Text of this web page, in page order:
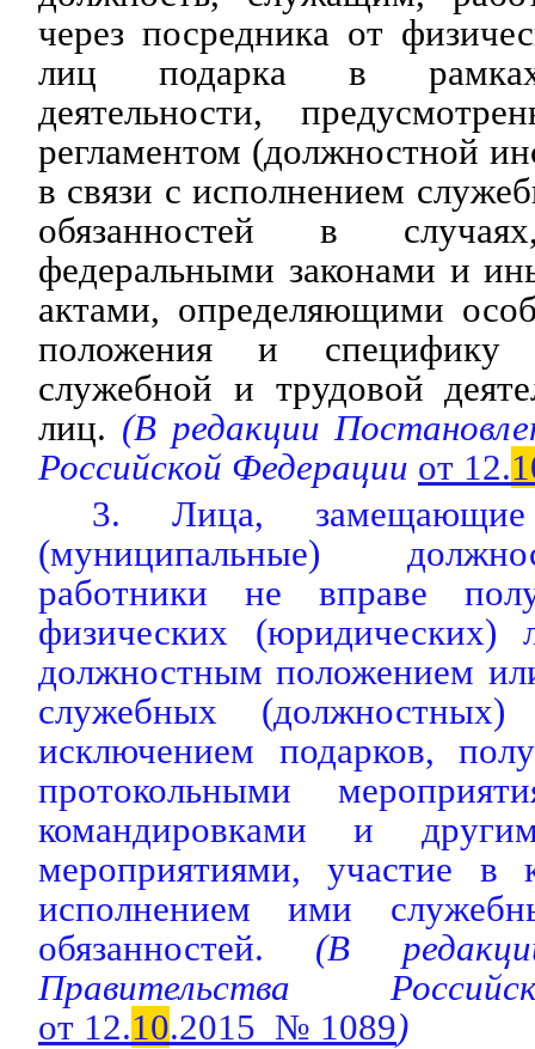
через посредника от
лиц подарка в рамках
деятельности,
регламентом (должностной
в связи с исполнением
обязанностей в
федеральными законами и
актами, определяющими
положения и специфику
служебной и трудовой
лиц. (В редакции
Российской Федерации от 12.
3. Лица, замещающие
(муниципальные)
работники не вправе
физических
должностным положением
служебных (должностных)
исключением подарков,
протокольными
командировками и
мероприятиями, участие в
исполнением ими
обязанностей. (В
Правительства
от 12.10.2015 № 1089)